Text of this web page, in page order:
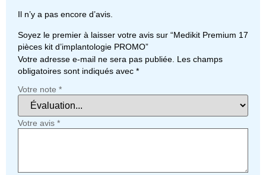
Il n’y a pas encore d’avis.
Soyez le premier à laisser votre avis sur “Medikit Premium 17
pièces kit d’implantologie PROMO”
Votre adresse e-mail ne sera pas publiée. Les champs
obligatoires sont indiqués avec *
Votre note *
Votre avis *